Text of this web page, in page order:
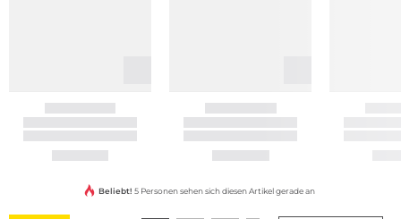
Beliebt! 5 Personen sehen sich diesen Artikel gerade an